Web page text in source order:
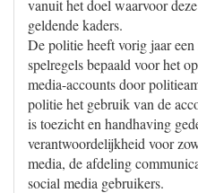
vanuit het doel waarvoor
geldende kaders.
De politie heeft vorig jaar
spelregels bepaald voor het
media-accounts door
politie het gebruik van de
is toezicht en handhaving
verantwoordelijkheid voor
media, de afdeling
social media gebruikers.